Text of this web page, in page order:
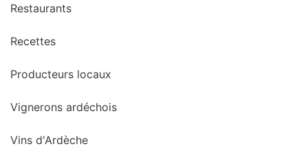
Restaurants
Recettes
Producteurs locaux
Vignerons ardéchois
Vins d'Ardèche